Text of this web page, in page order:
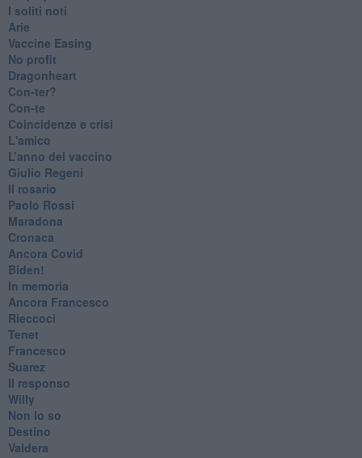
​I soliti noti
Arie
​Vaccine Easing
No profit
Dragonheart
Con-ter?
​Con-te
Coincidenze e crisi
L'amico
​L’anno del vaccino
Giulio Regeni
​Il rosario
Paolo Rossi
Maradona
Cronaca
​Ancora Covid
​Biden!
In memoria
​Ancora Francesco
Rieccoci
Tenet
Francesco
Suarez
​Il responso
Willy
Non lo so
Destino
Valdera